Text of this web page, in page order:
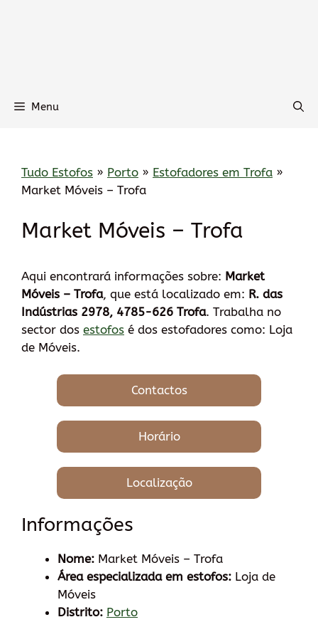
Menu
Tudo Estofos » Porto » Estofadores em Trofa »
Market Móveis – Trofa
Market Móveis – Trofa
Aqui encontrará informações sobre: Market
Móveis – Trofa, que está localizado em: R. das
Indústrias 2978, 4785-626 Trofa. Trabalha no
sector dos estofos é dos estofadores como: Loja
de Móveis.
Contactos
Horário
Localização
Informações
Nome: Market Móveis – Trofa
Área especializada em estofos: Loja de
Móveis
Distrito: Porto